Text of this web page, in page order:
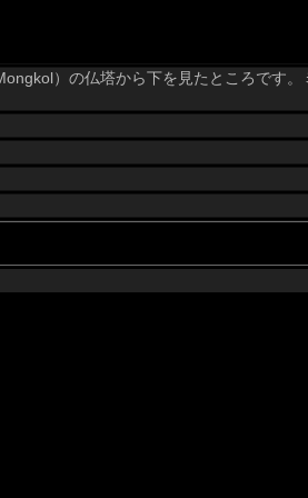
）の仏塔から下を見たところです。